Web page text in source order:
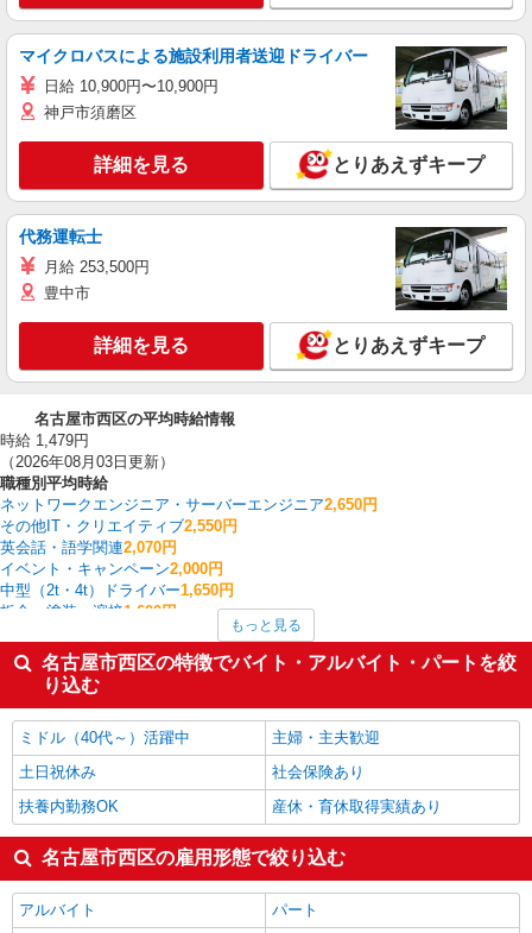
マイクロバスによる施設利用者送迎ドライバー
日給 10,900円〜10,900円
神戸市須磨区
詳細を見る とりあえずキープ
代務運転士
月給 253,500円
豊中市
詳細を見る とりあえずキープ
名古屋市西区の平均時給情報
時給 1,479円
（2026年08月03日更新）
職種別平均時給
ネットワークエンジニア・サーバーエンジニア2,650円
その他IT・クリエイティブ2,550円
英会話・語学関連2,070円
イベント・キャンペーン2,000円
中型（2t・4t）ドライバー1,650円
板金・塗装・溶接1,600円
建物管理・設備管理・マンション管理員1,600円
梱包・仕分け・ピッキング1,580円
受付・秘書1,575円
看護師・保健師・看護助手・助産師
名古屋市西区の他の職種の平均時給を見る
もっと見る
名古屋市西区の特徴でバイト・アルバイト・パートを絞
り込む
ミドル（40代～）活躍中
主婦・主夫歓迎
土日祝休み
社会保険あり
扶養内勤務OK
産休・育休取得実績あり
名古屋市西区の雇用形態で絞り込む
アルバイト
パート